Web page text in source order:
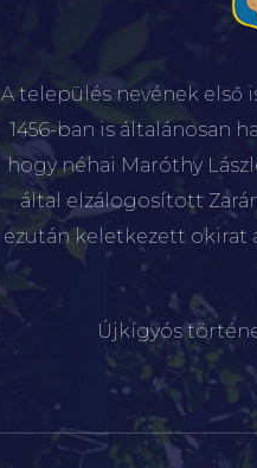
A település nevének első
1456-ban is általánosan
hogy néhai Maróthy
által elzálogosított
ezután keletkezett okirat
Újkígyós